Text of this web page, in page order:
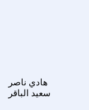
هادي ناصر
سعيد الباقر